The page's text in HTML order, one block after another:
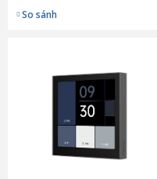
So sánh